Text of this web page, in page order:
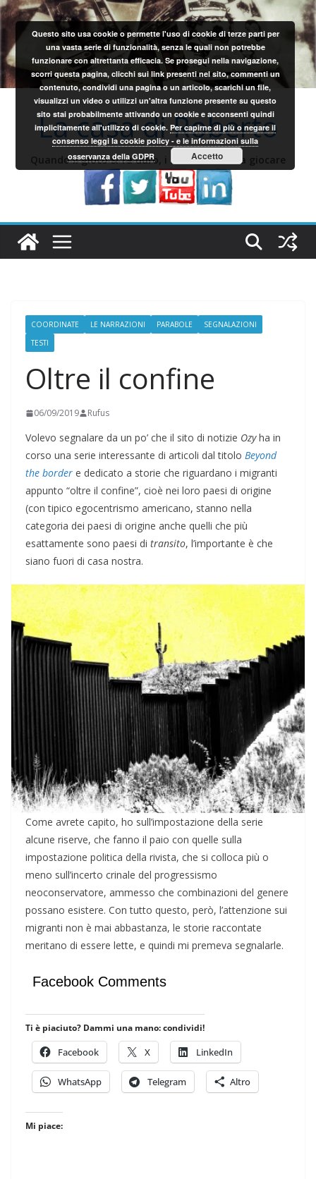
Salta
al
contenuto
La casa di Roberto
Quando il gioco si fa duro, i sardi iniziano a giocare
COORDINATE LE NARRAZIONI PARABOLE
SEGNALAZIONI
TESTI
Oltre il confine
06/09/2019 Rufus
Volevo segnalare da un po’ che il sito di notizie Ozyha in
corso una serie interessante di articoli dal titolo Beyond
the border e dedicato a storie che riguardano i migranti
appunto “oltre il confine”, cioè nei loro paesi di origine
(con tipico egocentrismo americano, stanno nella
categoria dei paesi di origine anche quelli che più
esattamente sono paesi di transito, l’importante è che
siano fuori di casa nostra.
Come avrete capito, ho sull’impostazione della serie
alcune riserve, che fanno il paio con quelle sulla
impostazione politica della rivista, che si colloca più o
meno sull’incerto crinale del progressismo
neoconservatore, ammesso che combinazioni del genere
possano esistere. Con tutto questo, però, l’attenzione sui
migranti non è mai abbastanza, le storie raccontate
meritano di essere lette, e quindi mi premeva segnalarle.
Facebook Comments
Ti è piaciuto? Dammi una mano: condividi!
Facebook X LinkedIn
WhatsApp Telegram Altro
Mi piace:
Questo sito usa cookie o permette l'uso di cookie di terze parti per
una vasta serie di funzionalità, senza le quali non potrebbe
funzionare con altrettanta efficacia. Se prosegui nella navigazione,
scorri questa pagina, clicchi sui link presenti nel sito, commenti un
contenuto, condividi una pagina o un articolo, scarichi un file,
visualizzi un video o utilizzi un'altra funzione presente su questo
sito stai probabilmente attivando un cookie e acconsenti quindi
implicitamente all'utilizzo di cookie.Per capirne di più o negare il
consenso leggi la cookie policy - e le informazioni sulla
osservanza della GDPR
Accetto